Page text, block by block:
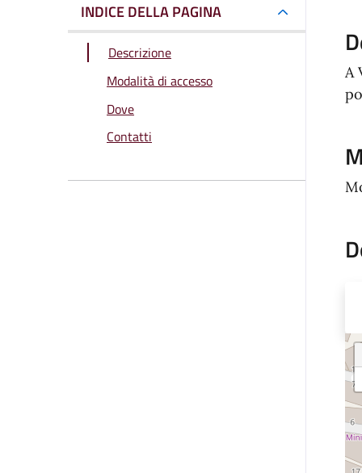
INDICE DELLA PAGINA
Descrizione
Modalità di accesso
Dove
Contatti
A